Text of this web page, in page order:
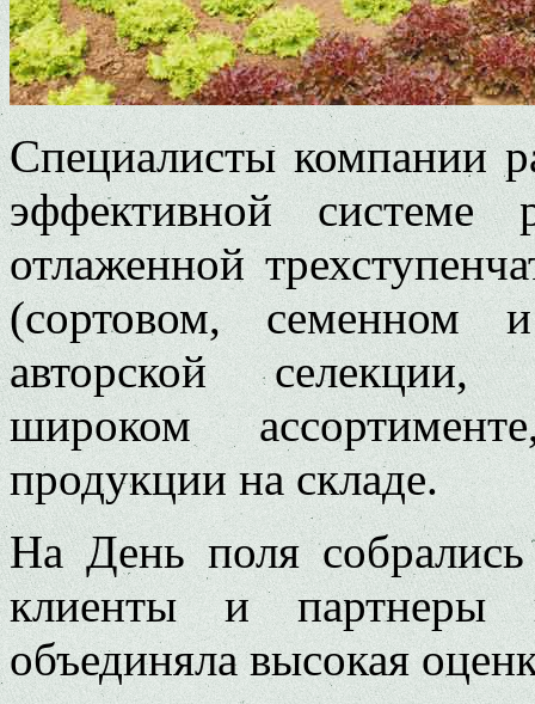
Специалисты компании
эффективной системе
отлаженной
(сортовом, семенном
авторской селекции,
широком
продукции на складе.
На День поля
клиенты и партнеры
объединяла высокая